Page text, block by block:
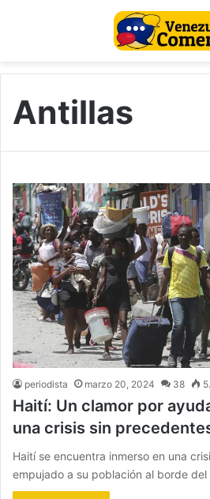
Antillas
periodista marzo 20, 2024 38
Haití: Un clamor por
una crisis sin
Haití se encuentra inmerso en una
empujado a su población al borde